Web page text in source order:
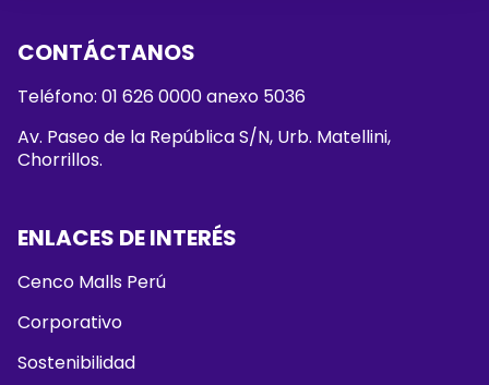
CONTÁCTANOS
Teléfono: 01 626 0000 anexo 5036
Av. Paseo de la República S/N, Urb. Matellini,
Chorrillos.
ENLACES DE INTERÉS
Cenco Malls Perú
Corporativo
Sostenibilidad